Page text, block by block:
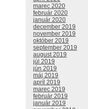
marec 2020
február 2020
január 2020
december 2019
november 2019
október 2019
september 2019
august 2019
júl 2019
jún 2019
máj 2019
apríl 2019
marec 2019
február 2019
január 2019